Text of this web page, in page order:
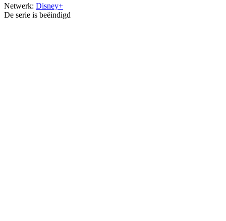
Netwerk: Disney+
De serie is beëindigd